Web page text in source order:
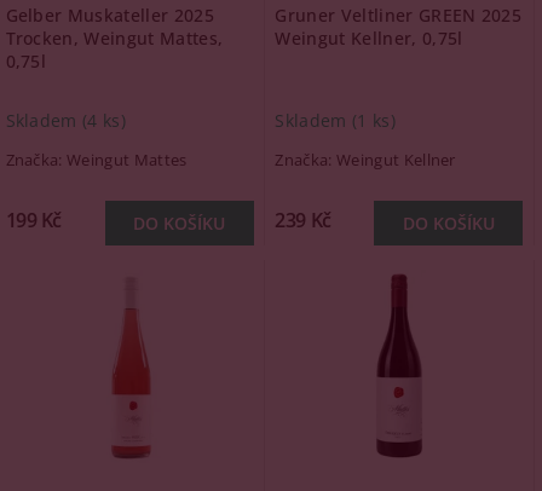
Gelber Muskateller 2025
Trocken, Weingut Mattes,
0,75l
Skladem (4 ks)
Značka:Weingut Mattes
199 Kč
Gruner Veltliner GREEN 2025
Weingut Kellner, 0,75l
Skladem (1 ks)
Značka: Weingut Kellner
239 Kč